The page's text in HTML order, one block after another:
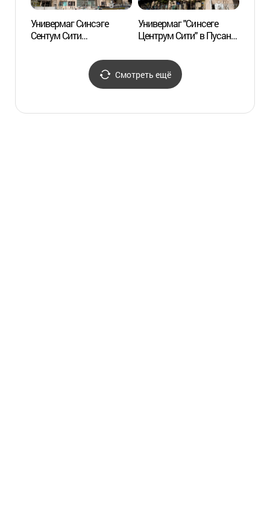
Универмаг Синсэге
Сентум Сити
Универмаг "Синсеге
Центрум Сити" в Пусане
센텀시티점))
Смотреть ещё